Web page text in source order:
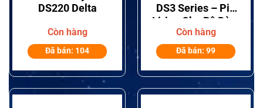
DS220 Delta
Còn hàng
Đã bán: 104
DS3 Series – Pin
Li-ion Cho Bộ Đàm
Delta AS3 Và Delta
DS3
Còn hàng
Đã bán: 99